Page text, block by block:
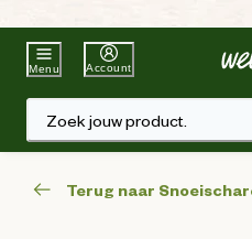
Beste
Menu Account
Zoek jouw product.
Terug naar